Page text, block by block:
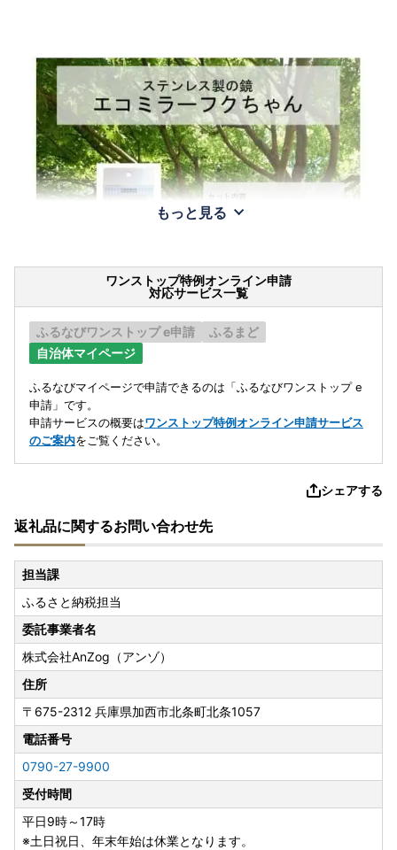
もっと見る
ワンストップ特例オンライン申請
対応サービス一覧
ふるなびワンストップ e申請
ふるまど
自治体マイページ
ふるなびマイページで申請できるのは「ふるなびワンストップ e
申請」です。
申請サービスの概要はワンストップ特例オンライン申請サービス
のご案内をご覧ください。
シェアする
返礼品に関するお問い合わせ先
担当課
ふるさと納税担当
委託事業者名
株式会社AnZog（アンゾ）
住所
〒675-2312 兵庫県加西市北条町北条1057
電話番号
0790-27-9900
受付時間
平日9時～17時
※土日祝日、年末年始は休業となります。